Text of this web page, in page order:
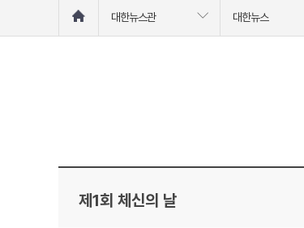
로
대한뉴스관 대한뉴스
제1회 체신의 날